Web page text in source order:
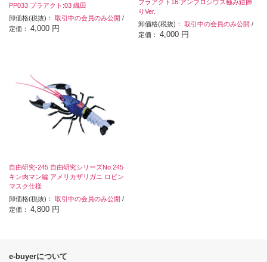
PP033 プラアクト:03 織田
卸価格(税抜)： 取引中の会員のみ公開 /
定価： 4,000 円
プラアクト16:アンブロシウス極み鎧飾
りVer.
卸価格(税抜)：取引中の会員のみ公開 /
定価：4,000 円
自由研究-245 自由研究シリーズNo.245
キン肉マン編 アメリカザリガニ ロビン
マスク仕様
卸価格(税抜)： 取引中の会員のみ公開 /
定価： 4,800 円
e-buyerについて